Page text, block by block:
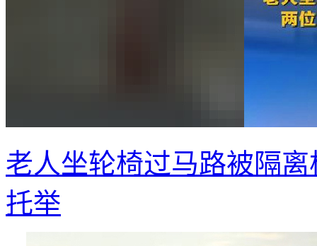
老人坐轮椅过马路被隔
托举